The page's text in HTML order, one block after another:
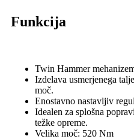
Funkcija
Twin Hammer
Izdelava usmerjenega
moč.
Enostavno nastavljiv
Idealen za splošna
težke opreme.
Velika moč: 520 Nm